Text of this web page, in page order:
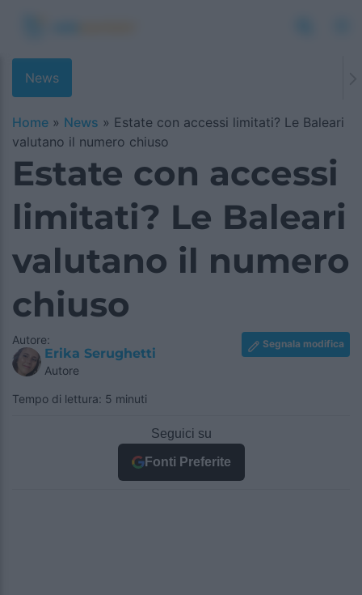
News
Home » News » Estate con accessi limitati? Le Baleari
valutano il numero chiuso
Estate con accessi
limitati? Le Baleari
valutano il numero
chiuso
Autore:
Erika Serughetti
Autore
Segnala modifica
Tempo di lettura: 5 minuti
Seguici su
Fonti Preferite